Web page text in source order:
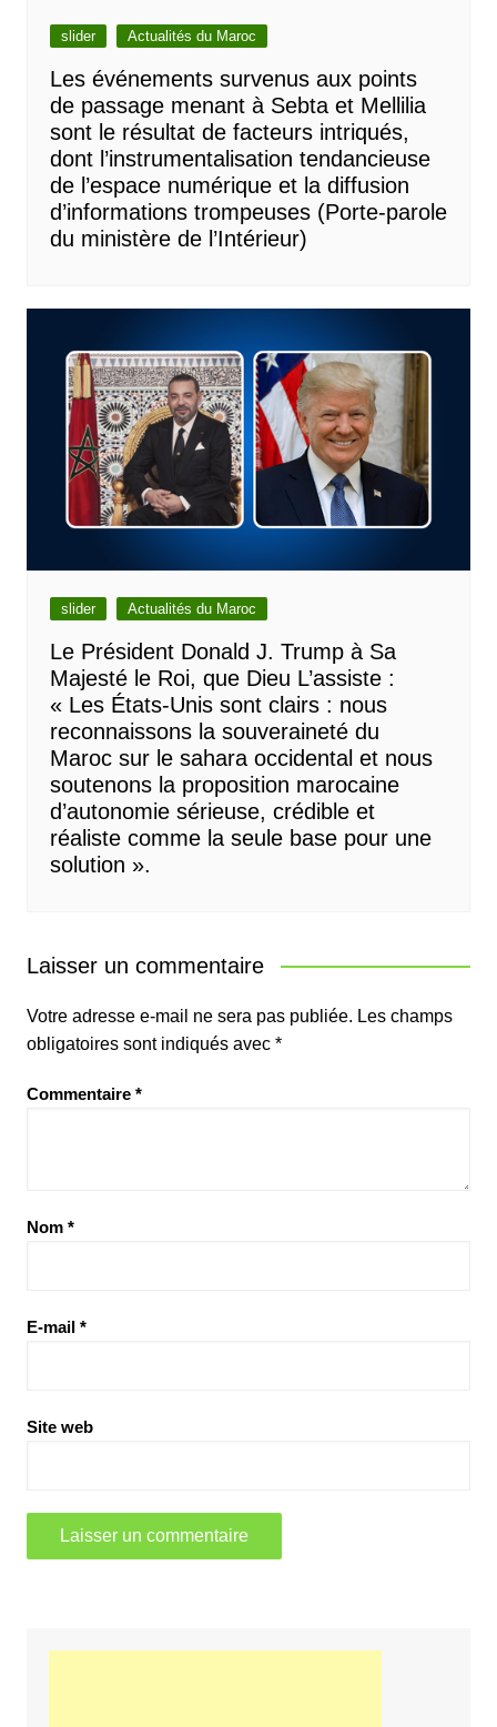
slider Actualités du Maroc
Les événements survenus aux points
de passage menant à Sebta et Mellilia
sont le résultat de facteurs intriqués,
dont l’instrumentalisation tendancieuse
de l’espace numérique et la diffusion
d’informations trompeuses (Porte-parole
du ministère de l’Intérieur)
slider Actualités du Maroc
Le Président Donald J. Trump à Sa
Majesté le Roi, que Dieu L’assiste :
« Les États-Unis sont clairs : nous
reconnaissons la souveraineté du
Maroc sur le sahara occidental et nous
soutenons la proposition marocaine
d’autonomie sérieuse, crédible et
réaliste comme la seule base pour une
solution ».
Laisser un commentaire
Votre adresse e-mail ne sera pas publiée. Les champs
obligatoires sont indiqués avec *
Commentaire *
Nom *
E-mail *
Site web